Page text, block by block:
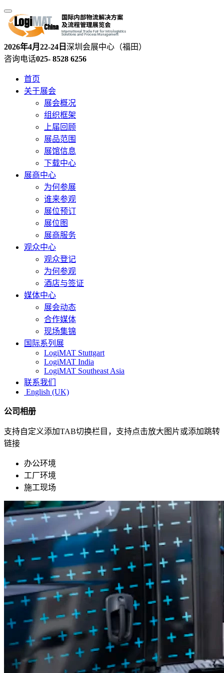
2026年4月22-24日 深圳会展中心（福田）
咨询电话025- 8528 6256
首页
关于展会
展会概况
组织框架
上届回顾
展品范围
展馆信息
下载中心
展商中心
为何参展
谁来参观
展位预订
展位图
展商服务
观众中心
观众登记
为何参观
酒店与签证
媒体中心
展会动态
合作媒体
现场集锦
国际系列展
LogiMAT Stuttgart
LogiMAT India
LogiMAT Southeast Asia
联系我们
English (UK)
公司相册
支持自定义添加TAB切换栏目，支持点击放大图片或添加跳转
链接
办公环境
工厂环境
施工现场